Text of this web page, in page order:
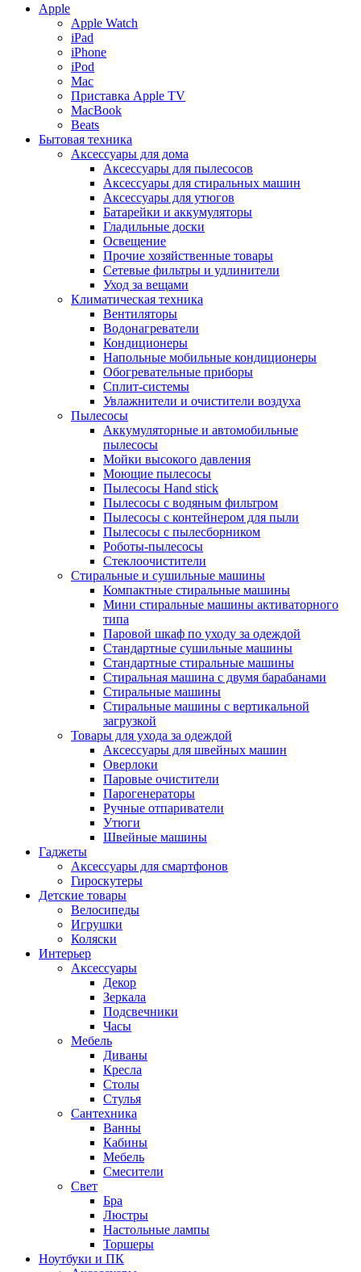
Apple
Apple Watch
iPad
iPhone
iPod
Mac
Приставка Apple TV
MacBook
Beats
Бытовая техника
Аксессуары для дома
Аксессуары для пылесосов
Аксессуары для стиральных машин
Аксессуары для утюгов
Батарейки и аккумуляторы
Гладильные доски
Освещение
Прочие хозяйственные товары
Сетевые фильтры и удлинители
Уход за вещами
Климатическая техника
Вентиляторы
Водонагреватели
Кондиционеры
Напольные мобильные кондиционеры
Обогревательные приборы
Сплит-системы
Увлажнители и очистители воздуха
Пылесосы
Аккумуляторные и автомобильные
пылесосы
Мойки высокого давления
Моющие пылесосы
Пылесосы Hand stick
Пылесосы с водяным фильтром
Пылесосы с контейнером для пыли
Пылесосы с пылесборником
Роботы-пылесосы
Стеклоочистители
Стиральные и сушильные машины
Компактные стиральные машины
Мини стиральные машины активаторного
типа
Паровой шкаф по уходу за одеждой
Стандартные сушильные машины
Стандартные стиральные машины
Стиральная машина с двумя барабанами
Стиральные машины
Стиральные машины с вертикальной
загрузкой
Товары для ухода за одеждой
Аксессуары для швейных машин
Оверлоки
Паровые очистители
Парогенераторы
Ручные отпариватели
Утюги
Швейные машины
Гаджеты
Аксессуары для смартфонов
Гироскутеры
Детские товары
Велосипеды
Игрушки
Коляски
Интерьер
Аксессуары
Декор
Зеркала
Подсвечники
Часы
Мебель
Диваны
Кресла
Столы
Стулья
Сантехника
Ванны
Кабины
Мебель
Смесители
Свет
Бра
Люстры
Настольные лампы
Торшеры
Ноутбуки и ПК